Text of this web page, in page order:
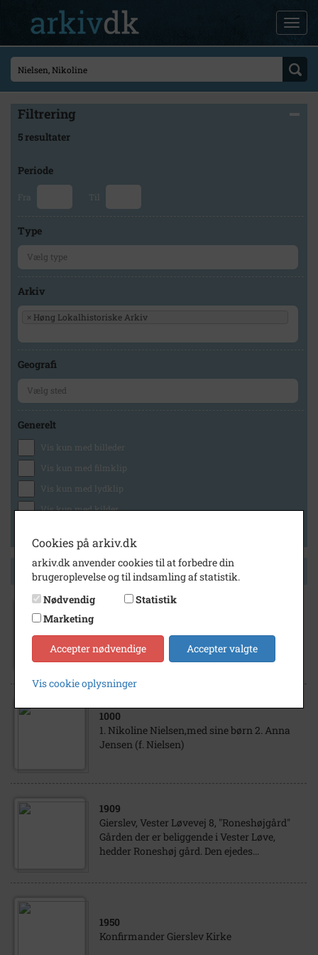
Filtrering
5 resultater
Periode
Fra Til
Type
Arkiv
× Høng Lokalhistoriske Arkiv
Geografi
Generelt
Vis kun med billeder
Vis kun med filmklip
Vis kun med lydklip
Vis kun med kilder
Side 1 af 1
Nikoline Nielsen, Olav Jensens mormor.
1000
1. Nikoline Nielsen,med sine børn 2. Anna
Jensen (f. Nielsen)
1909
Gierslev, Vester Løvevej 8, "Roneshøjgård"
Gården der er beliggende i Vester Løve,
hedder Roneshøj gård. Den ejedes...
1950
Konfirmander Gierslev Kirke
Cookies på arkiv.dk
arkiv.dk anvender cookies til at forbedre din
brugeroplevelse og til indsamling af statistik.
Nødvendig
Statistik
Marketing
Accepter nødvendige Accepter valgte
Vis cookie oplysninger